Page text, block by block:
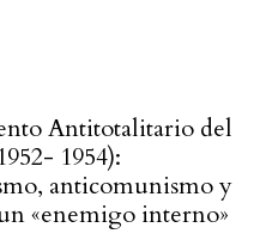
Antitotalitario del
1954):
anticomunismo y
«enemigo interno»